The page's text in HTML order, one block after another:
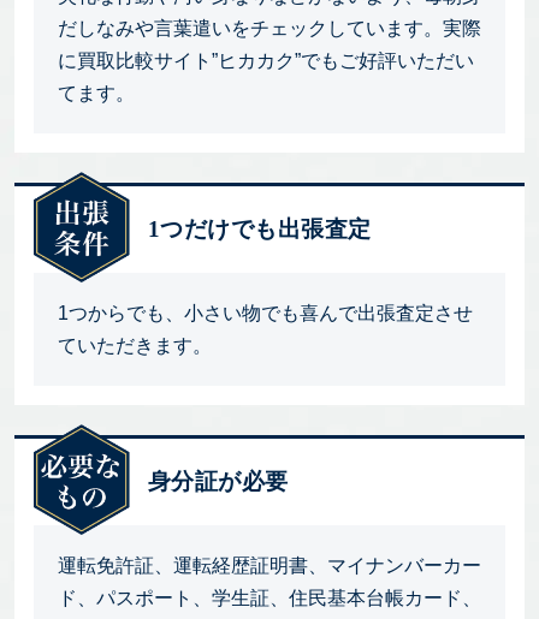
だしなみや言葉遣いをチェックしています。実際
に買取比較サイト”ヒカカク”でもご好評いただい
てます。
1つだけでも出張査定
1つからでも、小さい物でも喜んで出張査定させ
ていただきます。
身分証が必要
運転免許証、運転経歴証明書、マイナンバーカー
ド、パスポート、学生証、住民基本台帳カード、